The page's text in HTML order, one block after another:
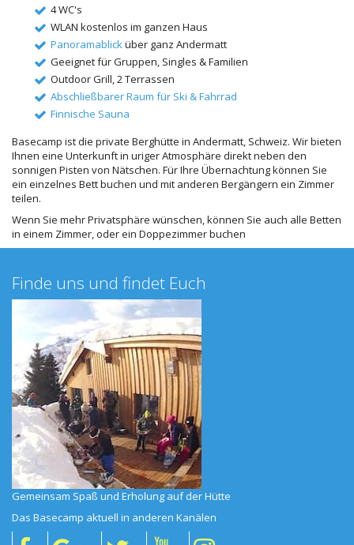
4 WC's
WLAN kostenlos im ganzen Haus
Panoramablicküber ganz Andermatt
Geeignet für Gruppen, Singles & Familien
Outdoor Grill, 2 Terrassen
Abschließbarer Raum für Ski & Fahrrad
Finnische Sauna
Basecamp ist die private Berghütte in Andermatt, Schweiz. Wir bieten
Ihnen eine Unterkunft in uriger Atmosphäre direkt neben den
sonnigen Pisten von Nätschen. Für Ihre Übernachtung können Sie
ein einzelnes Bett buchen und mit anderen Bergängern ein Zimmer
teilen.
Wenn Sie mehr Privatsphäre wünschen, können Sie auch alle Betten
in einem Zimmer, oder ein Doppezimmer buchen
Finde uns und findet Euch
Gemeinsam Spaß und Erholung auf der Hütte
Das Basecamp aktuell in anderen Kanälen